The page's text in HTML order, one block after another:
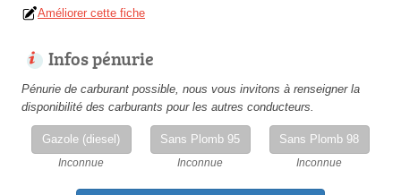
Améliorer cette fiche
Infos pénurie
Pénurie de carburant possible, nous vous invitons à renseigner la
disponibilité des carburants pour les autres conducteurs.
Gazole (diesel)
Inconnue
Sans Plomb 95
Inconnue
Sans Plomb 98
Inconnue